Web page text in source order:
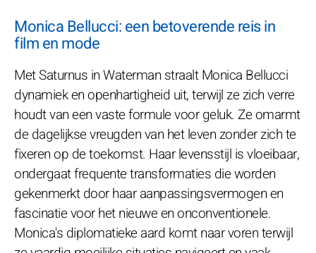
Monica Bellucci: een betoverende reis in
film en mode
Met Saturnus in Waterman straalt Monica Bellucci
dynamiek en openhartigheid uit, terwijl ze zich verre
houdt van een vaste formule voor geluk. Ze omarmt
de dagelijkse vreugden van het leven zonder zich te
fixeren op de toekomst. Haar levensstijl is vloeibaar,
ondergaat frequente transformaties die worden
gekenmerkt door haar aanpassingsvermogen en
fascinatie voor het nieuwe en onconventionele.
Monica's diplomatieke aard komt naar voren terwijl